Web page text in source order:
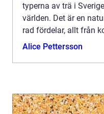
typerna av trä i
världen. Det är en
rad fördelar, allt från
Alice Pettersson